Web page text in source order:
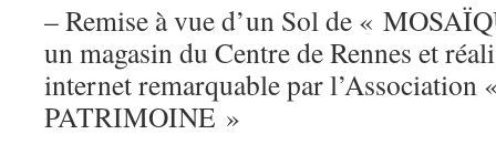
– Remise à vue d’un Sol de «
un magasin du Centre de Rennes et
internet remarquable par
PATRIMOINE »